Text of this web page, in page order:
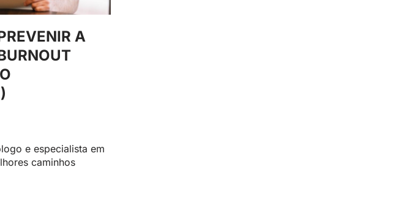
A
e especialista em
caminhos